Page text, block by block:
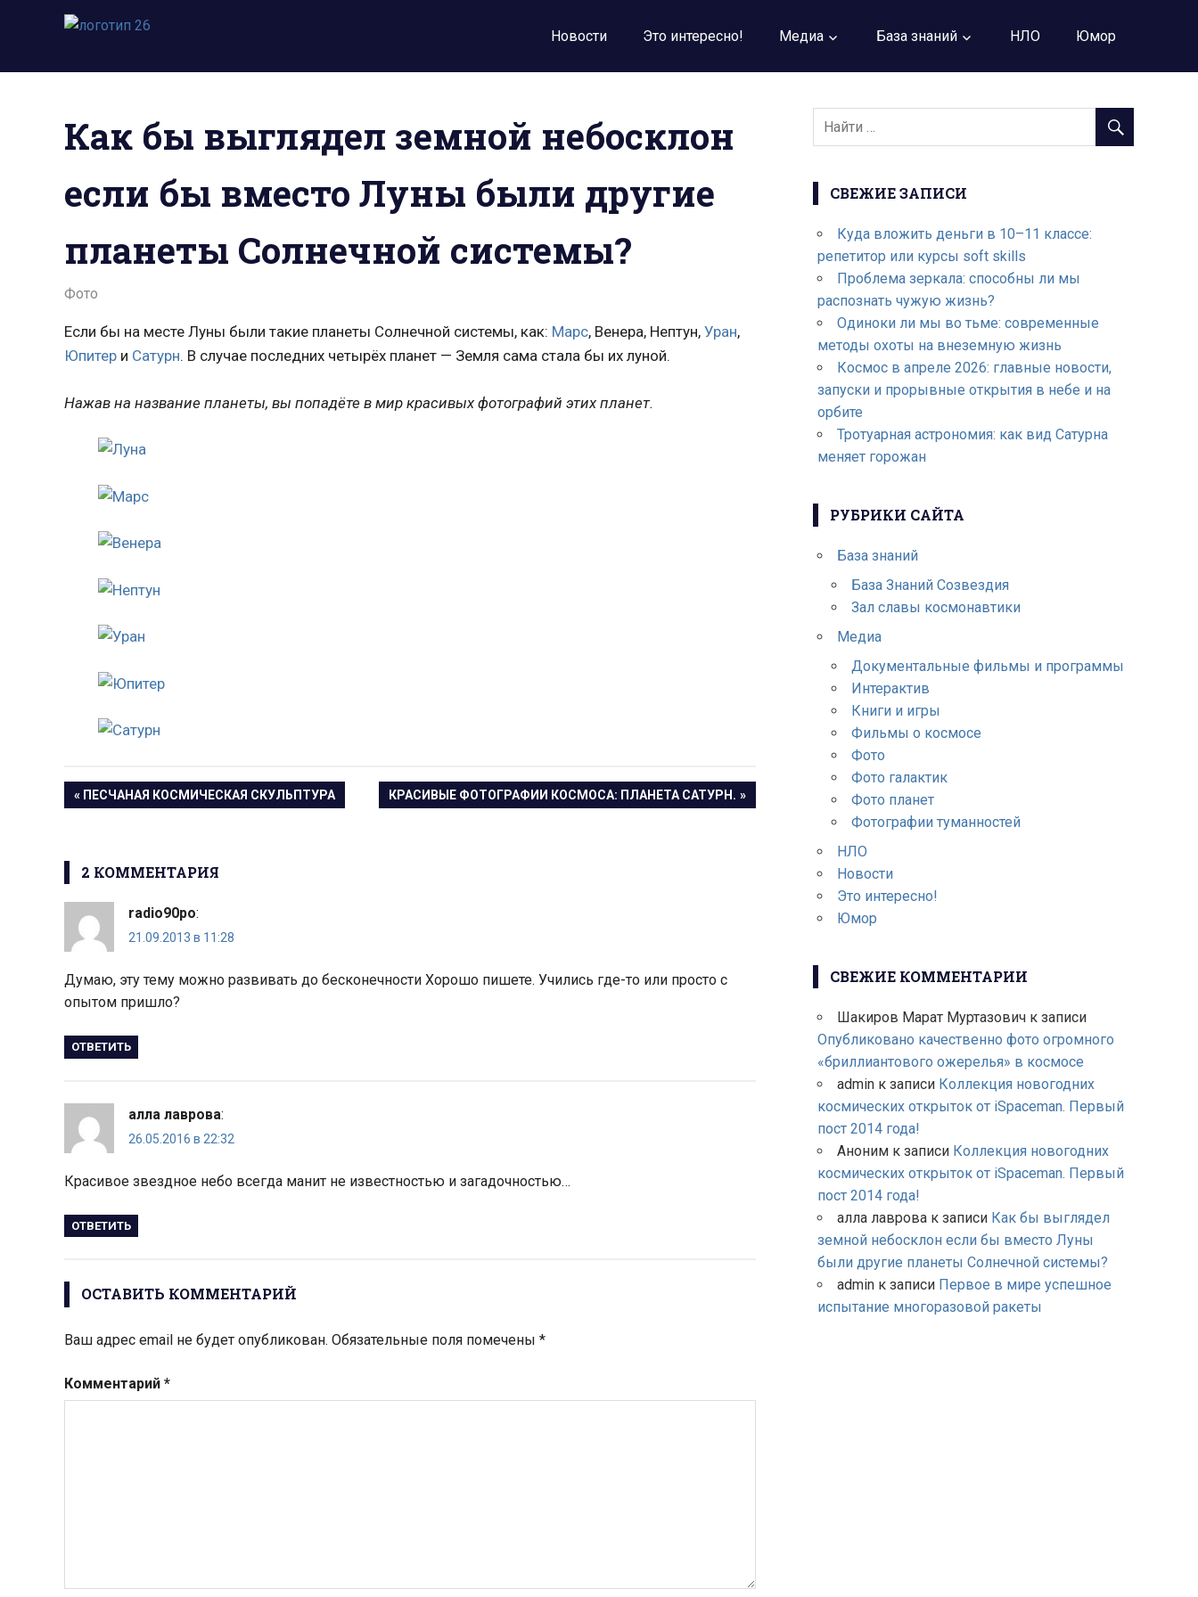
Пропустить
к
фото,
видео,
знаний.
Новости Это интересно! Медиа База знаний НЛО Юмор
Как бы выглядел земной небосклон
если бы вместо Луны были другие
планеты Солнечной системы?
13.12.2024
admin
Фото
Если бы на месте Луны были такие планеты Солнечной системы, как: Марс, Венера, Нептун, Уран,
Юпитер и Сатурн. В случае последних четырёх планет — Земля сама стала бы их луной.
Нажав на название планеты, вы попадёте в мир красивых фотографий этих планет.
Навигация
записям
ПРЕДЫДУЩАЯ
ПЕСЧАНАЯ КОСМИЧЕСКАЯ СКУЛЬПТУРА
СЛЕДУЮЩАЯ
КРАСИВЫЕ ФОТОГРАФИИ КОСМОСА: ПЛАНЕТА САТУРН.
2 КОММЕНТАРИЯ
radio90po:
21.09.2013 в 11:28
Думаю, эту тему можно развивать до бесконечности Хорошо пишете. Учились где-то или просто с
опытом пришло?
ОТВЕТИТЬ
алла лаврова:
26.05.2016 в 22:32
Красивое звездное небо всегда манит не известностью и загадочностью…
ОТВЕТИТЬ
ОСТАВИТЬ КОММЕНТАРИЙ
Ваш адрес email не будет опубликован. Обязательные поля помечены *
Комментарий *
СВЕЖИЕ ЗАПИСИ
Куда вложить деньги в 10–11 классе:
репетитор или курсы soft skills
Проблема зеркала: способны ли мы
распознать чужую жизнь?
Одиноки ли мы во тьме: современные
методы охоты на внеземную жизнь
Космос в апреле 2026: главные новости,
запуски и прорывные открытия в небе и на
орбите
Тротуарная астрономия: как вид Сатурна
меняет горожан
РУБРИКИ САЙТА
База знаний
База Знаний Созвездия
Зал славы космонавтики
Медиа
Документальные фильмы и программы
Интерактив
Книги и игры
Фильмы о космосе
Фото
Фото галактик
Фото планет
Фотографии туманностей
НЛО
Новости
Это интересно!
Юмор
СВЕЖИЕ КОММЕНТАРИИ
Шакиров Марат Муртазовичк записи
Опубликовано качественно фото огромного
«бриллиантового ожерелья» в космосе
adminк записи Коллекция новогодних
космических открыток от iSpaceman. Первый
пост 2014 года!
Анонимк записи Коллекция новогодних
космических открыток от iSpaceman. Первый
пост 2014 года!
алла лавровак записи Как бы выглядел
земной небосклон если бы вместо Луны
были другие планеты Солнечной системы?
adminк записи Первое в мире успешное
испытание многоразовой ракеты